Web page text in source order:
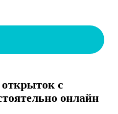
открыток с
онлайн